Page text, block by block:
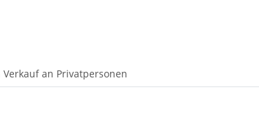
Verkauf an Privatpersonen